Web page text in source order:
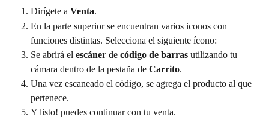
Dirígete a Venta.
En la parte superior se encuentran varios iconos con
funciones distintas. Selecciona el siguiente ícono:
Se abrirá el escáner de código de barras utilizando tu
cámara dentro de la pestaña de Carrito.
Una vez escaneado el código, se agrega el producto al que
pertenece.
Y listo! puedes continuar con tu venta.